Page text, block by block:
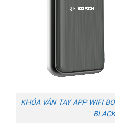
KHÓA VÂN TAY APP WIFI
BLACK